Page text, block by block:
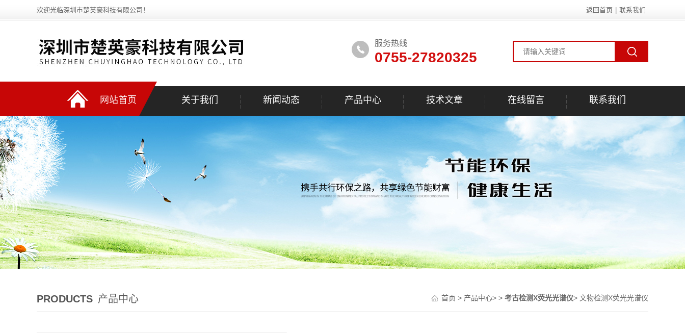
欢迎光临深圳市楚英豪科技有限公司！ 返回首页 联系我们
服务热线
0755-27820325
网站首页 关于我们 新闻动态 产品中心 技术文章 在线留言 联系我们
PRODUCTS 产品中心 首页 > 产品中心> > 考古检测X荧光光谱仪> 文物检测X荧光光谱仪